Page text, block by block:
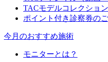
TACモデルコレクション
ポイント付き診察券の
今月のおすすめ施術
モニターとは？